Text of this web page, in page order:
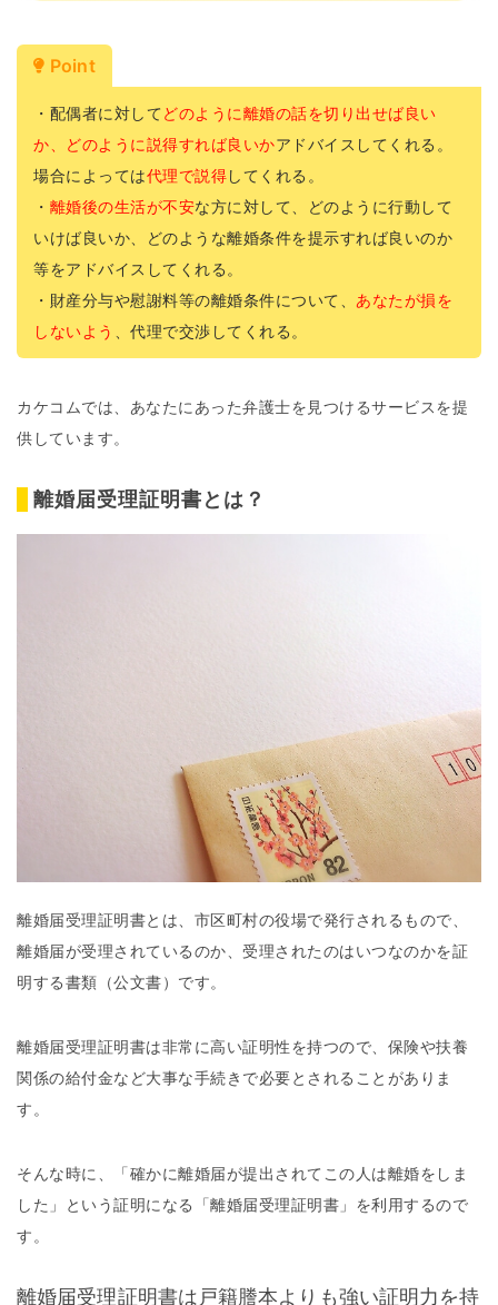
Point
・配偶者に対してどのように離婚の話を切り出せば良い
か、どのように説得すれば良いかアドバイスしてくれる。
場合によっては代理で説得してくれる。
・ 離婚後の生活が不安な方に対して、どのように行動して
いけば良いか、どのような離婚条件を提示すれば良いのか
等をアドバイスしてくれる。
・財産分与や慰謝料等の離婚条件について、 あなたが損を
しないよう
、代理で交渉してくれる。
カケコムでは、あなたにあった弁護士を見つけるサービスを提
供しています。
離婚届受理証明書とは？
離婚届受理証明書とは、市区町村の役場で発行されるもので、
離婚届が受理されているのか、受理されたのはいつなのかを証
明する書類（公文書）です。
離婚届受理証明書は非常に高い証明性を持つので、保険や扶養
関係の給付金など大事な手続きで必要とされることがありま
す。
そんな時に、「確かに離婚届が提出されてこの人は離婚をしま
した」という証明になる「離婚届受理証明書」を利用するので
す。
離婚届受理証明書は戸籍謄本よりも強い証明力を持